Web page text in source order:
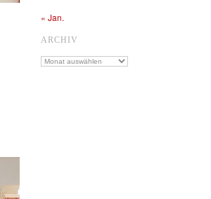
« Jan.
ARCHIV
Archiv